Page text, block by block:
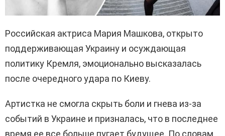
Российская актриса Мария Машкова, открыто
поддерживающая Украину и осуждающая
политику Кремля, эмоционально высказалась
после очередного удара по Киеву.
Артистка не смогла скрыть боли и гнева из-за
событий в Украине и призналась, что в последнее